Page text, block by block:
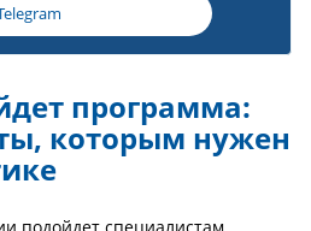
программа:
которым нужен